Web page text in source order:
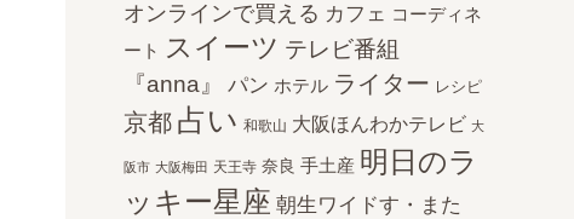
オンラインで買える カフェ コーディネ
ート
スイーツ テレビ番組
『anna』
パン ホテル ライター レシピ
京都 占い 和歌山 大阪ほんわかテレビ 大
阪市 大阪梅田 天王寺 奈良 手土産 明日のラ
ッキー星座 朝生ワイドす・また